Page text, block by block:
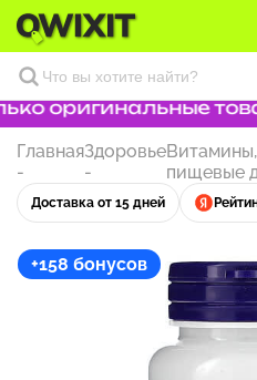
оригинальные
Главная
-
Здоровье
-
пищевые
Доставка от 15 дней
+158 бонусов